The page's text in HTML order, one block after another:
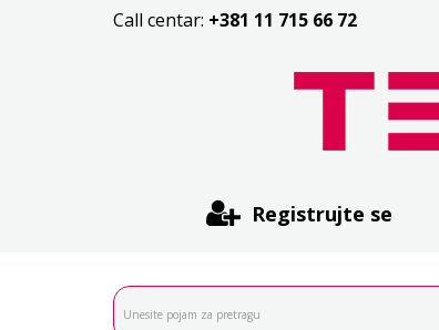
Call centar: +381 11 715 66 72
Registrujte se